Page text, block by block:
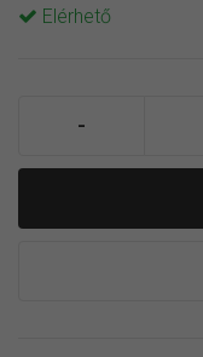
Elérhető